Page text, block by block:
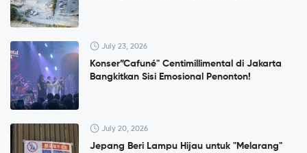
July 23, 2026
Konser”Cafuné" Centimillimental di Jakarta
Bangkitkan Sisi Emosional Penonton!
July 20, 2026
Jepang Beri Lampu Hijau untuk "Melarang"